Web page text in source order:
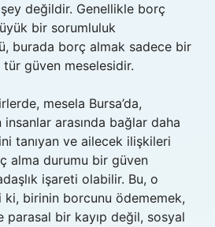
değildir. Genellikle borç
bir sorumluluk
burada borç almak sadece bir
güven meselesidir.
mesela Bursa’da,
arasında bağlar daha
tanıyan ve ailecek ilişkileri
alma durumu bir güven
işareti olabilir. Bu, o
birinin borcunu ödememek,
parasal bir kayıp değil, sosyal